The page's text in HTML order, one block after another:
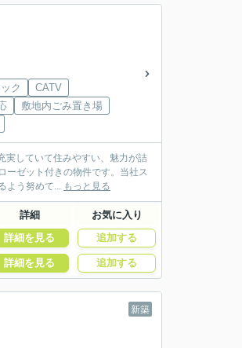
ク
CATV
敷地内ごみ置き場
実していて住みやすい、魅力が詰
ーゼット付きの物件です。当社ス
よう努めて... もっと見る
詳細 お気に入り
詳細を見る 追加する
詳細を見る 追加する
新築